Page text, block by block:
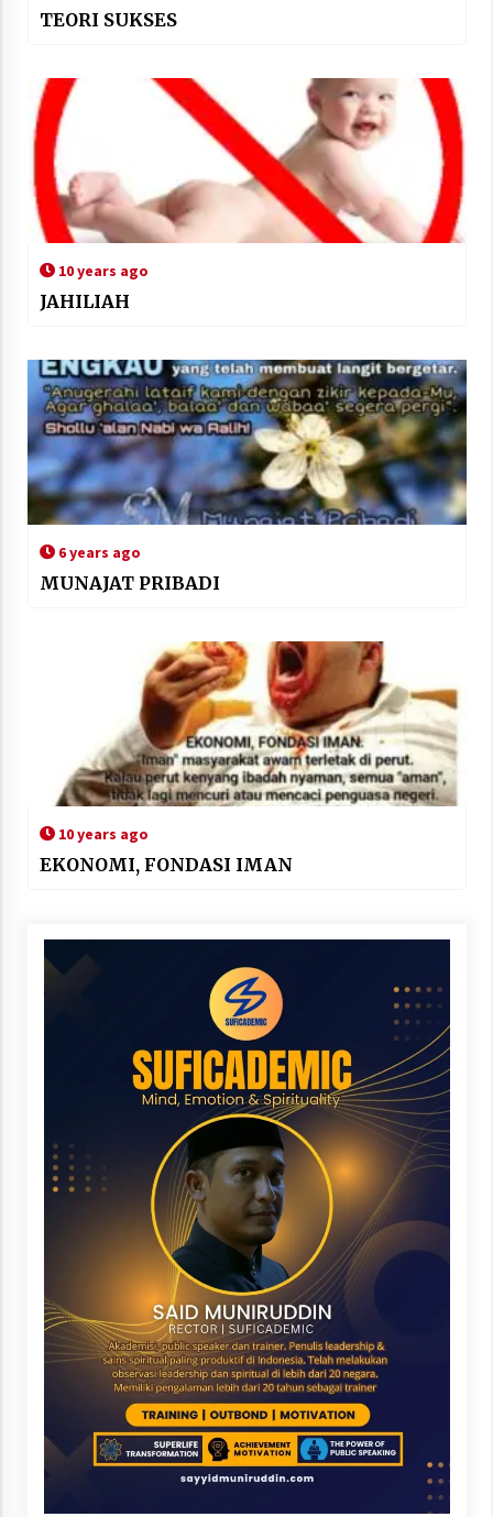
TEORI SUKSES
10 years ago
JAHILIAH
6 years ago
MUNAJAT PRIBADI
10 years ago
EKONOMI, FONDASI IMAN